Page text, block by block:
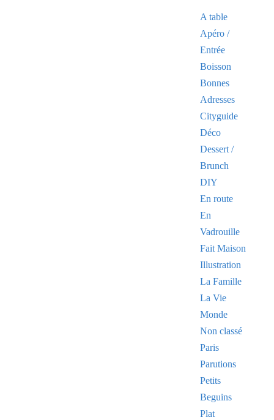
A table
Apéro /
Entrée
Boisson
Bonnes
Adresses
Cityguide
Déco
Dessert /
Brunch
DIY
En route
En
Vadrouille
Fait Maison
Illustration
La Famille
La Vie
Monde
Non classé
Paris
Parutions
Petits
Beguins
Plat